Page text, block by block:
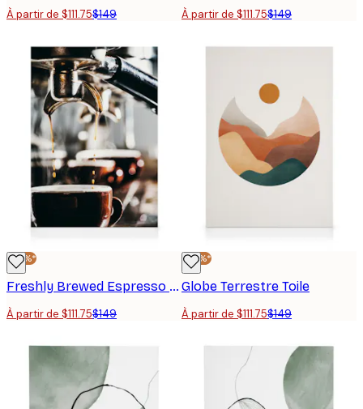
À partir de $111.75$149 À partir de $111.75$149
-25%*
Freshly Brewed Espresso Toile
À partir de $111.75$149
-25%*
Globe Terrestre Toile
À partir de $111.75$149